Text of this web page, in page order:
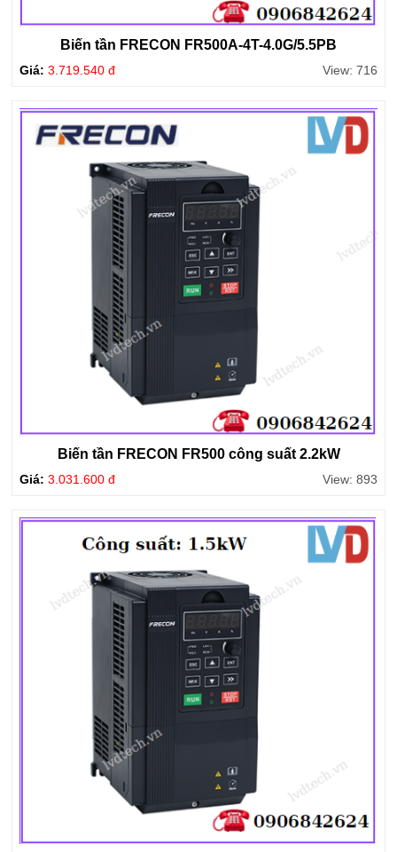
Biến tần FRECON FR500A-4T-4.0G/5.5PB
Giá: 3.719.540 đ View: 716
Biến tần FRECON FR500 công suất 2.2kW
Giá: 3.031.600 đ View: 893